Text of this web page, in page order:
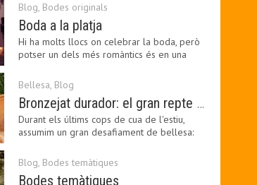
Blog, Bodes originals
Boda a la platja
Hi ha molts llocs on celebrar la boda, però
potser un dels més romàntics és en una
Bellesa, Blog
Bronzejat durador: el gran repte beauty del final de l’estiu
Durant els últims cops de cua de l'estiu,
assumim un gran desafiament de bellesa:
Blog, Bodes temàtiques
Bodes temàtiques